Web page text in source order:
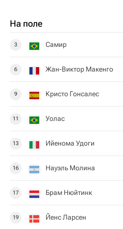
На поле
3 Самир
6 Жан-Виктор Макенго
9 Кристо Гонсалес
11 Уолас
13 Ийенома Удоги
16 Науэль Молина
17 Брам Нюйтинк
19 Йенс Ларсен